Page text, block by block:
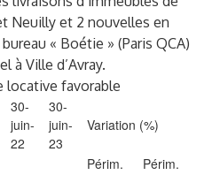
Neuilly et 2 nouvelles en
« Boétie » (Paris QCA)
à Ville d’Avray.
locative favorable
30-
juin-
22
30-
juin-
23
Variation (%)
Périm.
Périm.